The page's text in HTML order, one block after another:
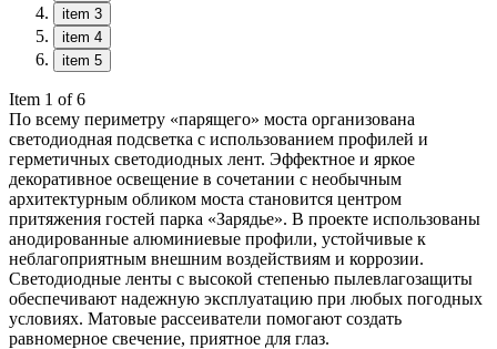
item 3
item 4
item 5
Item 1 of 6
По всему периметру «парящего» моста организована
светодиодная подсветка с использованием профилей и
герметичных светодиодных лент. Эффектное и яркое
декоративное освещение в сочетании с необычным
архитектурным обликом моста становится центром
притяжения гостей парка «Зарядье». В проекте использованы
анодированные алюминиевые профили, устойчивые к
неблагоприятным внешним воздействиям и коррозии.
Светодиодные ленты с высокой степенью пылевлагозащиты
обеспечивают надежную эксплуатацию при любых погодных
условиях. Матовые рассеиватели помогают создать
равномерное свечение, приятное для глаз.